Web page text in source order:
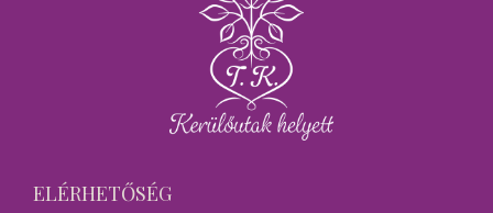
ELÉRHETŐSÉG